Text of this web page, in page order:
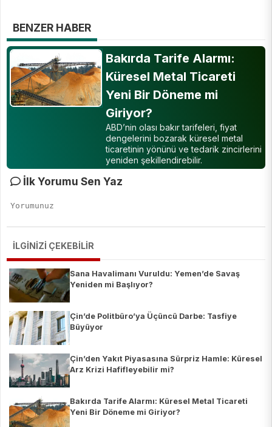
BENZER HABER
Bakırda Tarife Alarmı:
Küresel Metal Ticareti
Yeni Bir Döneme mi
Giriyor?
ABD’nin olası bakır tarifeleri, fiyat
dengelerini bozarak küresel metal
ticaretinin yönünü ve tedarik zincirlerini
yeniden şekillendirebilir.
İlk Yorumu Sen Yaz
İLGİNİZİ ÇEKEBİLİR
Sana Havalimanı Vuruldu: Yemen’de Savaş
Yeniden mi Başlıyor?
Çin’de Politbüro’ya Üçüncü Darbe: Tasfiye
Büyüyor
Çin’den Yakıt Piyasasına Sürpriz Hamle: Küresel
Arz Krizi Hafifleyebilir mi?
Bakırda Tarife Alarmı: Küresel Metal Ticareti
Yeni Bir Döneme mi Giriyor?